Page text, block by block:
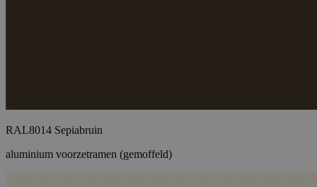
RAL8014 Sepiabruin
aluminium voorzetramen (gemoffeld)